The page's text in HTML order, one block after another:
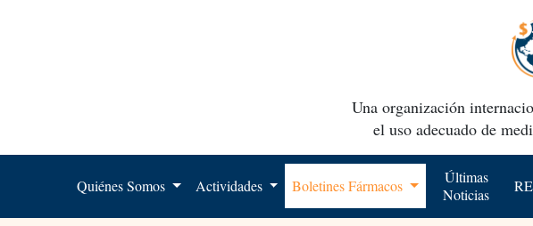
Una organización
el uso adecuado de
Quiénes Somos Actividades Boletines Fármacos
Últimas
Noticias